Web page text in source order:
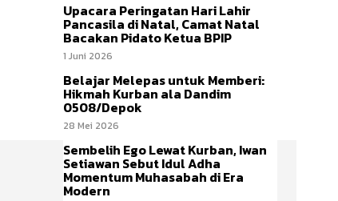
Upacara Peringatan Hari Lahir
Pancasila di Natal, Camat Natal
Bacakan Pidato Ketua BPIP
1 Juni 2026
Belajar Melepas untuk Memberi:
Hikmah Kurban ala Dandim
0508/Depok
28 Mei 2026
Sembelih Ego Lewat Kurban, Iwan
Setiawan Sebut Idul Adha
Momentum Muhasabah di Era
Modern